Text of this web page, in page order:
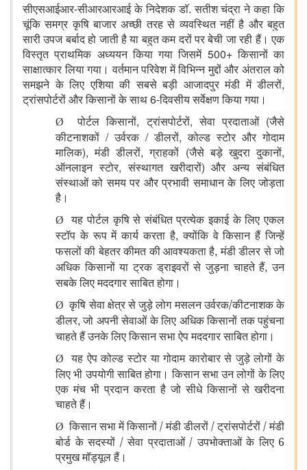
सीएसआईआर-सीआरआरआई के निदेशक डॉ. सतीश चंद्रा ने कहा कि
चूंकि समग्र कृषि बाजार अच्छी तरह से व्यवस्थित नहीं है और बहुत
सारी उपज बर्बाद हो जाती है या बहुत कम दरों पर बेची जा रही हैं। एक
विस्तृत प्राथमिक अध्ययन किया गया जिसमें 500+ किसानों का
साक्षात्कार लिया गया। वर्तमान परिवेश में विभिन्न मुद्दों और अंतराल को
समझने के लिए एशिया की सबसे बड़ी आजादपुर मंडी में डीलरों,
ट्रांसपोर्टरों और किसानों के साथ 6-दिवसीय सर्वेक्षण किया गया।
Øपोर्टल किसानों,ट्रांसपोर्टरों,सेवा प्रदाताओं (जैसे
कीटनाशकों / उर्वरक / डीलरों,कोल्ड स्टोर और गोदाम
मालिक),मंडी डीलरों,ग्राहकों (जैसे बड़े खुदरा दुकानों,
ऑनलाइन स्टोर,संस्थागत खरीदारों) और अन्य संबंधित
संस्थाओं को समय पर और प्रभावी समाधान के लिए जोड़ता
है।
Øयह पोर्टल कृषि से संबंधित प्रत्येक इकाई के लिए एकल
स्टॉप के रूप में कार्य करता है,क्योंकि वे किसान हैं जिन्हें
फसलों की बेहतर कीमत की आवश्यकता है, मंडी डीलर से जो
अधिक किसानों या ट्रक ड्राइवरों से जुड़ना चाहते हैं, उन
सबके लिए मददगार साबित होगा।
Øकृषि सेवा क्षेत्र से जुड़े लोग मसलन उर्वरक/कीटनाशक के
डीलर,जो अपनी सेवाओं के लिए अधिक किसानों तक पहुंचना
चाहते हैं उनके लिए किसान सभा ऐप मददगार साबित होगा।
Øयह ऐप कोल्ड स्टोर या गोदाम कारोबार से जुड़े लोगों के
लिए भी उपयोगी साबित होगा। किसान सभा उन लोगों के लिए
एक मंच भी प्रदान करता है जो सीधे किसानों से खरीदना
चाहते हैं।
Øकिसान सभा में किसानों / मंडी डीलरों / ट्रांसपोर्टरों / मंडी
बोर्ड के सदस्यों / सेवा प्रदाताओं / उपभोक्ताओं के लिए 6
प्रमुख मॉड्यूल हैं।